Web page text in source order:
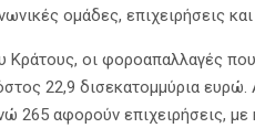
ομάδες, επιχειρήσεις
οι φοροαπαλλαγές
22,9 δισεκατομμύρια
αφορούν επιχειρήσεις, με